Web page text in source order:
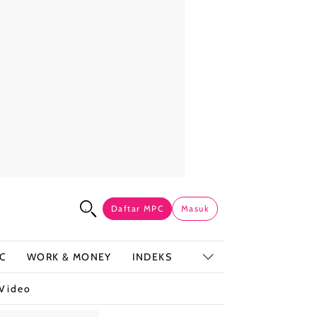
Daftar MPC Masuk
WORK & MONEY INDEKS